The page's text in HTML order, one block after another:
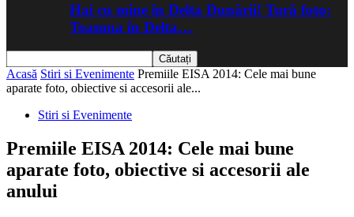
Hai cu mine în Delta Dunării! Tură foto:
Toamna în Delta…
Acasă Stiri si Evenimente Premiile EISA 2014: Cele mai bune
aparate foto, obiective si accesorii ale...
Stiri si Evenimente
Premiile EISA 2014: Cele mai bune
aparate foto, obiective si accesorii ale
anului